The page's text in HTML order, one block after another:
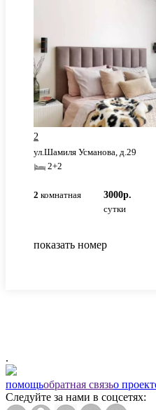
2
ул.Шамиля Усманова, д.29
2+2
2 комнатная
3000р.
сутки
показать номер
.
помощьобратная связьо
Следуйте за нами в соцсетях: